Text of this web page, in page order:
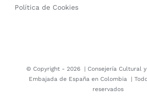
Política de Cookies
© Copyright - 2026 | Consejería Cultural
Embajada de España en Colombia |
reservados